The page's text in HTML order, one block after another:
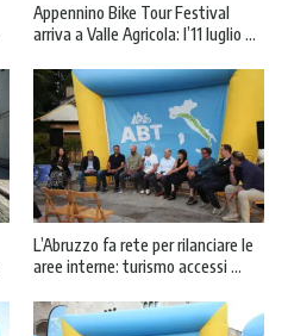
Appennino Bike Tour Festival
arriva a Valle Agricola: l’11 luglio ...
L’Abruzzo fa rete per rilanciare le
aree interne: turismo accessi ...